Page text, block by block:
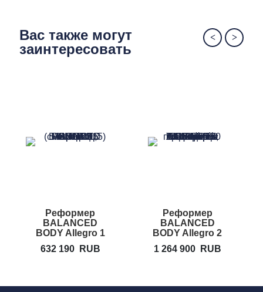
Вас также могут
заинтересовать
Реформер
BALANCED
BODY Allegro 1
632 190
RUB
Реформер
BALANCED
BODY Allegro 2
c трапецией
1 264 900 RUB